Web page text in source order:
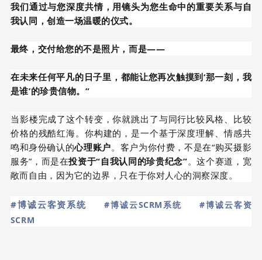
我们通过与您深度共情，用镜头为您生命中的重要关系与自
我认同，创造一场温暖的仪式。
最终，交付给您的不是照片，而是——
在未来任何平凡的日子里，都能让您再次触摸到‘那一刻，我
是谁’的珍贵信物。”
当影楼完成了这个转变，你就跳出了与同行比较风格、比较
价格的残酷红海。你构建的，是一个基于深度理解、情感共
鸣和身份确认的心理账户。客户为你付费，不是在“购买摄影
服务”，而是在投资于“自我认同的珍贵纪念”。这个赛道，宽
敞而自由，因为它的边界，只在于你对人心的洞察深度。
#博诚云客资系统 #博诚云SCRM系统
#博诚云客资
SCRM